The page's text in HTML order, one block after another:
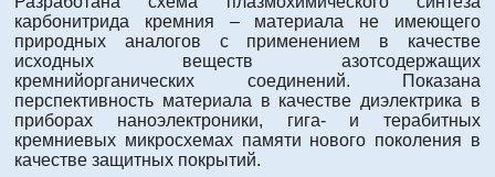
карбонитрида кремния – материала не имеющего
природных аналогов с применением в качестве
исходных веществ азотсодержащих
кремнийорганических соединений. Показана
перспективность материала в качестве диэлектрика в
приборах наноэлектроники, гига- и терабитных
кремниевых микросхемах памяти нового поколения в
качестве защитных покрытий.